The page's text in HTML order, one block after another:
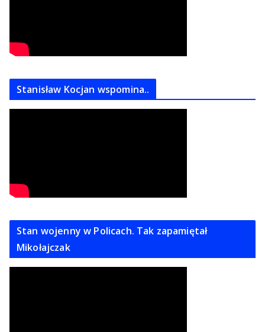
Stanisław Kocjan wspomina..
Stan wojenny w Policach. Tak zapamiętał
Mikołajczak